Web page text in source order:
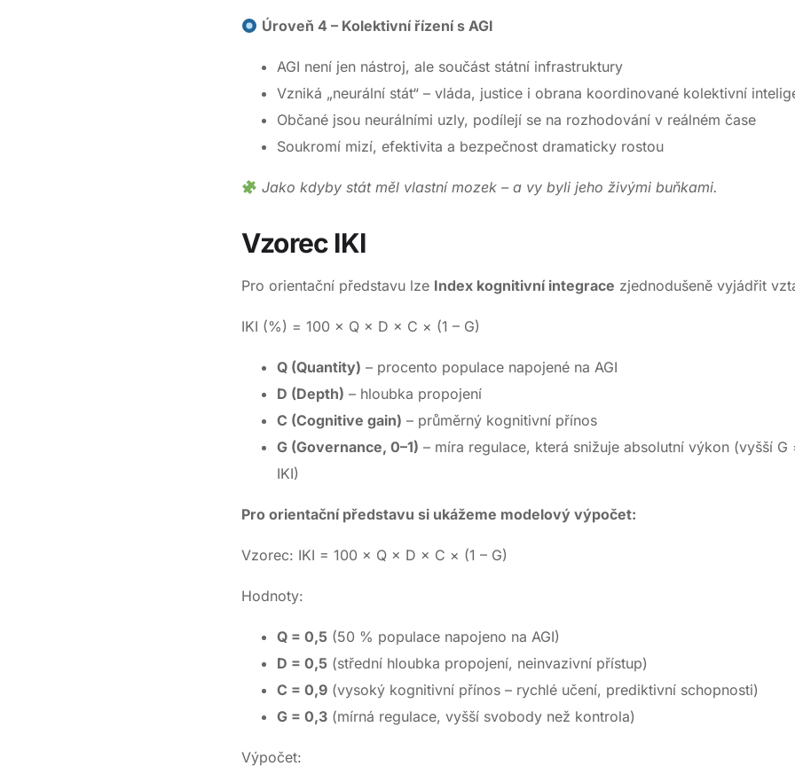
Úroveň 4 – Kolektivní řízení s AGI
AGI není jen nástroj, ale součást státní infrastruktury
Vzniká „neurální stát“ – vláda, justice i obrana koordinované kolektivní
Občané jsou neurálními uzly, podílejí se na rozhodování v reálném čase
Soukromí mizí, efektivita a bezpečnost dramaticky rostou
Jako kdyby stát měl vlastní mozek – a vy byli jeho živými buňkami.
Vzorec IKI
Pro orientační představu lze Index kognitivní integrace zjednodušeně vyjádřit
IKI (%) = 100 × Q × D × C × (1 – G)
Q (Quantity) – procento populace napojené na AGI
D (Depth) – hloubka propojení
C (Cognitive gain) – průměrný kognitivní přínos
G (Governance, 0–1) – míra regulace, která snižuje absolutní výkon (vyšší
IKI)
Pro orientační představu si ukážeme modelový výpočet:
Vzorec: IKI = 100 × Q × D × C × (1 – G)
Hodnoty:
Q = 0,5(50 % populace napojeno na AGI)
D = 0,5(střední hloubka propojení, neinvazivní přístup)
C = 0,9(vysoký kognitivní přínos – rychlé učení, prediktivní schopnosti)
G = 0,3(mírná regulace, vyšší svobody než kontrola)
Výpočet: